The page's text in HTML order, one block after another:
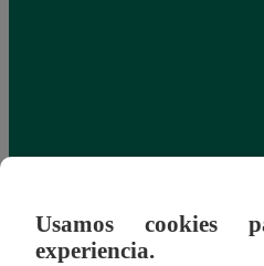
Usamos cookies
experiencia.